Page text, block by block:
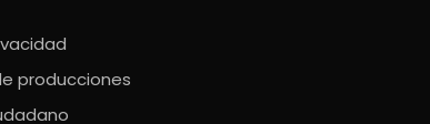
producciones